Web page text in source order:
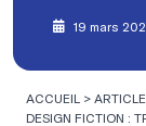
19 mars
ACCUEIL >
DESIGN FICTION :